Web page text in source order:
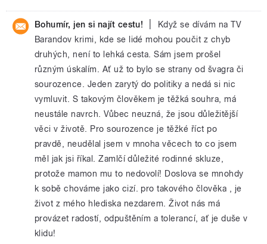
Bohumír, jen si najít cestu!
Když se dívám na TV
Barandov krimi, kde se lidé mohou poučit z chyb
druhých, není to lehká cesta. Sám jsem prošel
různým úskalím. Ať už to bylo se strany od švagra či
sourozence. Jeden zarytý do politiky a nedá si nic
vymluvit. S takovým člověkem je těžká souhra, má
neustále navrch. Vůbec neuzná, že jsou důležitější
věci v životě. Pro sourozence je těžké říct po
pravdě, neudělal jsem v mnoha věcech to co jsem
měl jak jsi říkal. Zamlčí důležité rodinné skluze,
protože mamon mu to nedovolí! Doslova se mnohdy
k sobě chováme jako cizí. pro takového člověka , je
život z mého hlediska nezdarem. Život nás má
provázet radostí, odpuštěním a tolerancí, ať je duše v
klidu!